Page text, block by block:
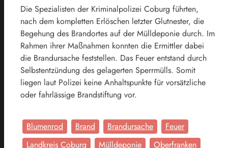
Die Spezialisten der Kriminalpolizei Coburg führten,
nach dem kompletten Erlöschen letzter Glutnester, die
Begehung des Brandortes auf der Mülldeponie durch. Im
Rahmen ihrer Maßnahmen konnten die Ermittler dabei
die Brandursache feststellen. Das Feuer entstand durch
Selbstentzündung des gelagerten Sperrmülls. Somit
liegen laut Polizei keine Anhaltspunkte für vorsätzliche
oder fahrlässige Brandstiftung vor.
Blumenrod Brand Brandursache
Feuer
Landkreis Coburg
Mülldeponie
Oberfranken